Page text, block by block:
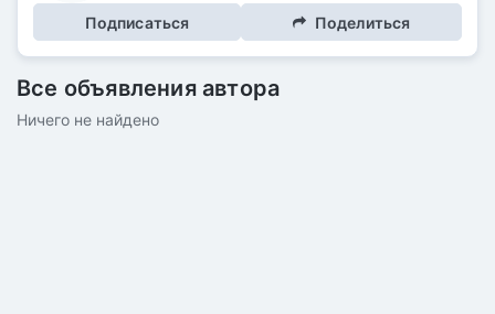
Подписаться
Поделиться
Все объявления автора
Ничего не найдено